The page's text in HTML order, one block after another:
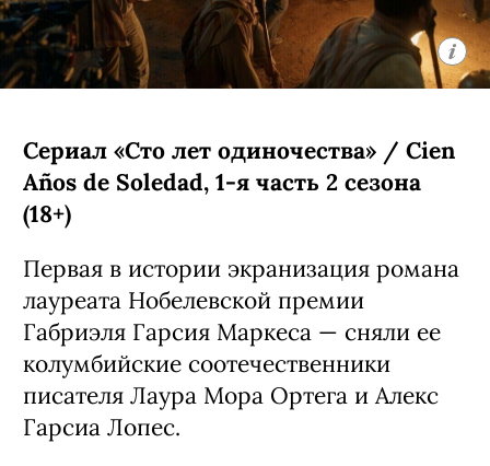
Сериал «Сто лет одиночества» / Cien
Años de Soledad, 1-я часть 2 сезона
(18+)
Первая в истории экранизация романа
лауреата Нобелевской премии
Габриэля Гарсия Маркеса — сняли ее
колумбийские соотечественники
писателя Лаура Мора Ортега и Алекс
Гарсиа Лопес.